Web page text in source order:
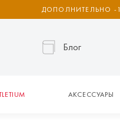
ДОПОЛНИТЕЛЬНО -
Блог
АКСЕССУАРЫ